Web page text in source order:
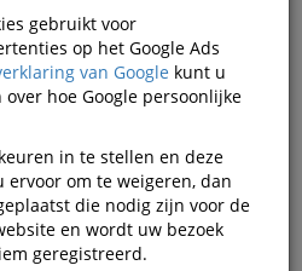
filter
Peltor
gebruikt voor
op het Google Ads
van Google kunt u
hoe Google persoonlijke
in te stellen en deze
ervoor om te weigeren, dan
die nodig zijn voor de
en wordt uw bezoek
geregistreerd.